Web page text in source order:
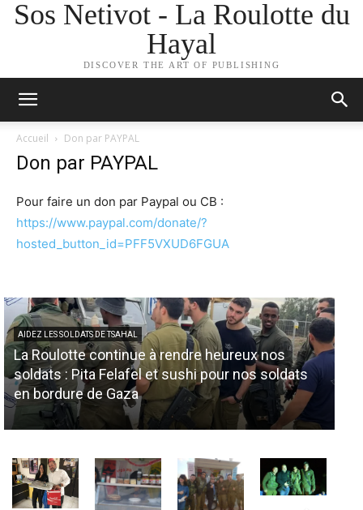
Sos Netivot - La Roulotte du
Hayal
DISCOVER THE ART OF PUBLISHING
Accueil Don par PAYPAL
Don par PAYPAL
Pour faire un don par Paypal ou CB :
https://www.paypal.com/donate/?
hosted_button_id=PFF5VXUD6FGUA
AIDEZ LES SOLDATS DE TSAHAL
La Roulotte continue à rendre heureux nos
soldats : Pita Felafel et sushi pour nos soldats
en bordure de Gaza